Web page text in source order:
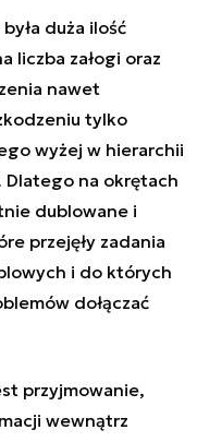
duża ilość
liczba załogi oraz
nawet
tylko
wyżej w hierarchii
Dlatego na okrętach
dublowane i
przejęły zadania
i do których
dołączać
przyjmowanie,
wewnątrz